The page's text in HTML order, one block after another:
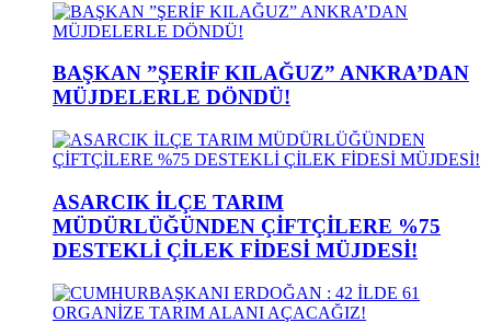
BAŞKAN ”ŞERİF KILAĞUZ” ANKRA’DAN
MÜJDELERLE DÖNDÜ!
ASARCIK İLÇE TARIM
MÜDÜRLÜĞÜNDEN ÇİFTÇİLERE %75
DESTEKLİ ÇİLEK FİDESİ MÜJDESİ!